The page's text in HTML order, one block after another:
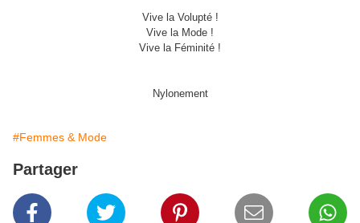
Vive la Volupté !
Vive la Mode !
Vive la Féminité !
Nylonement
#Femmes & Mode
Partager